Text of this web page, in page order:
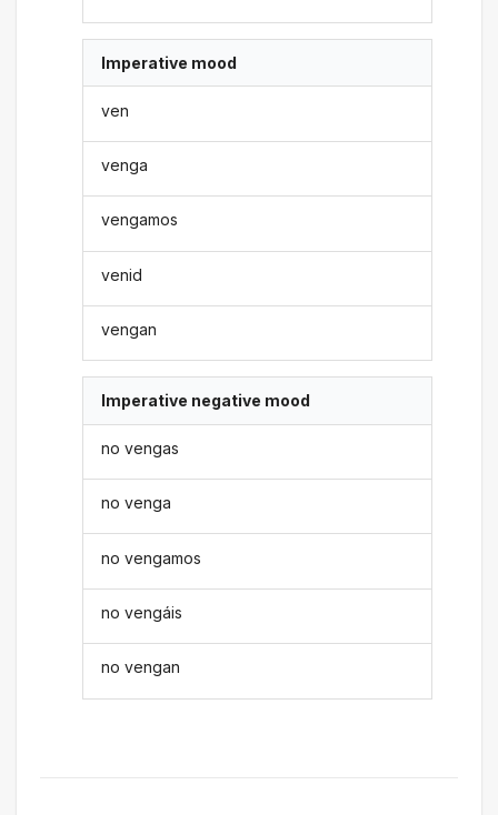
Imperative mood
ven
venga
vengamos
venid
vengan
Imperative negative mood
no vengas
no venga
no vengamos
no vengáis
no vengan